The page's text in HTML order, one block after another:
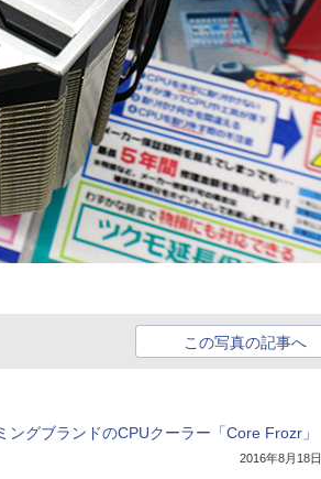
この写真の記事へ
ングブランドのCPUクーラー「Core Frozr」
2016年8月18日